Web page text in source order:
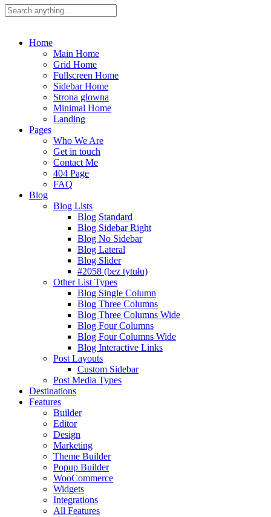
Home
Main Home
Grid Home
Fullscreen Home
Sidebar Home
Strona glowna
Minimal Home
Landing
Pages
Who We Are
Get in touch
Contact Me
404 Page
FAQ
Blog
Blog Lists
Blog Standard
Blog Sidebar Right
Blog No Sidebar
Blog Lateral
Blog Slider
#2058 (bez tytułu)
Other List Types
Blog Single Column
Blog Three Columns
Blog Three Columns Wide
Blog Four Columns
Blog Four Columns Wide
Blog Interactive Links
Post Layouts
Custom Sidebar
Post Media Types
Destinations
Features
Builder
Editor
Design
Marketing
Theme Builder
Popup Builder
WooCommerce
Widgets
Integrations
All Features